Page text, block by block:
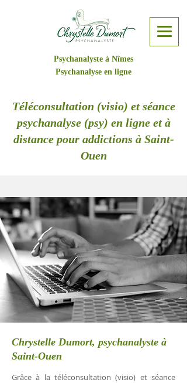
Psychanalyste à Nîmes
Psychanalyse en ligne
Téléconsultation (visio) et séance
psychanalyse (psy) en ligne et à
distance pour addictions à Saint-
Ouen
Chrystelle Dumort, psychanalyste à
Saint-Ouen
Grâce à la téléconsultation (visio) et séance